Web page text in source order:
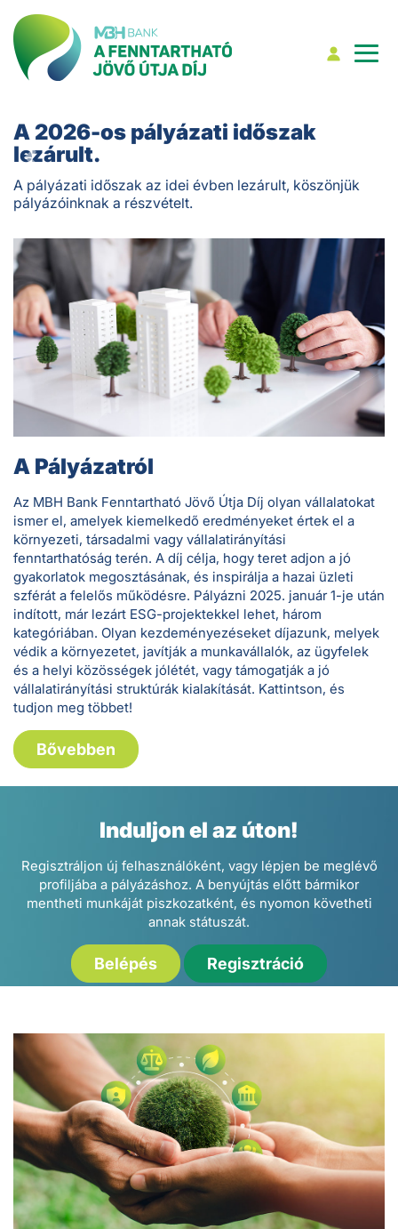
2026-os pályázati időszak
pályázati időszak az idei évben lezárult, köszönjük
a részvételt.
Previous Next
Az MBH Bank Fenntartható Jövő Útja Díj olyan vállalatokat
ismer el, amelyek kiemelkedő eredményeket értek el a
környezeti, társadalmi vagy vállalatirányítási
fenntarthatóság terén. A díj célja, hogy teret adjon a jó
gyakorlatok megosztásának, és inspirálja a hazai üzleti
szférát a felelős működésre. Pályázni 2025. január 1-je után
indított, már lezárt ESG-projektekkel lehet, három
kategóriában. Olyan kezdeményezéseket díjazunk, melyek
védik a környezetet, javítják a munkavállalók, az ügyfelek
tudjon meg többet!
Bővebben
Induljon el az úton!
Regisztráljon új felhasználóként, vagy lépjen be meglévő
profiljába a pályázáshoz. A benyújtás előtt bármikor